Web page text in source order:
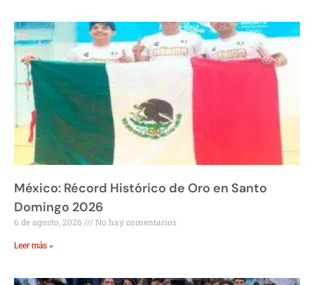
México: Récord Histórico de Oro en Santo
Domingo 2026
6 de agosto, 2026 No hay comentarios
Leer más »